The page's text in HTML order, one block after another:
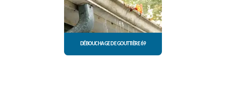
DÉBOUCHAGE DE GOUTTIÈRE 69